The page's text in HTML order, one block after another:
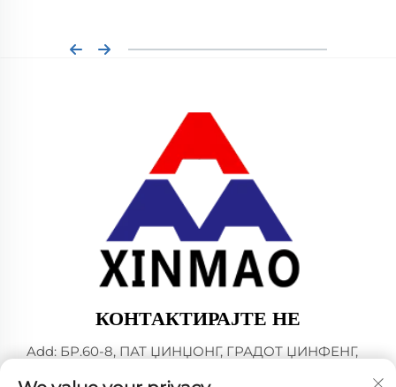
КОНТАКТИРАЈТЕ НЕ
Add: БР.60-8, ПАТ ЏИНЏОНГ, ГРАДОТ ЏИНФЕНГ,